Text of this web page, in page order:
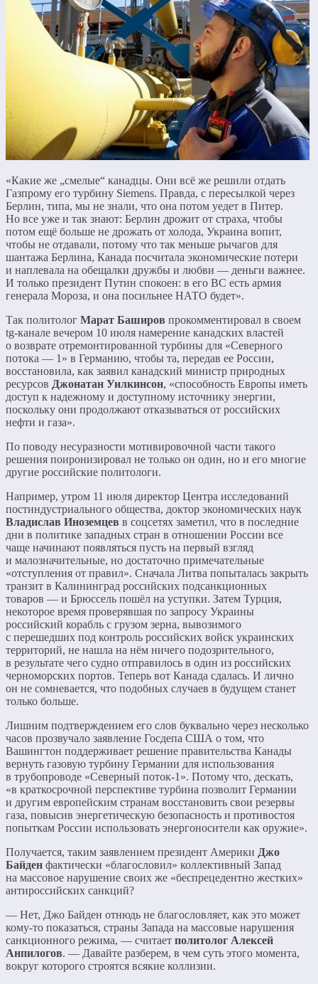
«Какие же „смелые“ канадцы. Они всё же решили отдать
Газпрому его турбину Siemens. Правда, с пересылкой через
Берлин, типа, мы не знали, что она потом уедет в Питер.
Но все уже и так знают: Берлин дрожит от страха, чтобы
потом ещё больше не дрожать от холода, Украина вопит,
чтобы не отдавали, потому что так меньше рычагов для
шантажа Берлина, Канада посчитала экономические потери
и наплевала на обещалки дружбы и любви — деньги важнее.
И только президент Путин спокоен: в его ВС есть армия
генерала Мороза, и она посильнее НАТО будет».
Так политолог Марат Баширов прокомментировал в своем
tg-канале вечером 10 июля намерение канадских властей
о возврате отремонтированной турбины для «Северного
потока — 1» в Германию, чтобы та, передав ее России,
восстановила, как заявил канадский министр природных
ресурсов Джонатан Уилкинсон, «способность Европы иметь
доступ к надежному и доступному источнику энергии,
поскольку они продолжают отказываться от российских
нефти и газа».
По поводу несуразности мотивировочной части такого
решения поиронизировал не только он один, но и его многие
другие российские политологи.
Например, утром 11 июля директор Центра исследований
постиндустриального общества, доктор экономических наук
Владислав Иноземцев в соцсетях заметил, что в последние
дни в политике западных стран в отношении России все
чаще начинают появляться пусть на первый взгляд
и малозначительные, но достаточно примечательные
«отступления от правил». Сначала Литва попыталась закрыть
транзит в Калининград российских подсанкционных
товаров — и Брюссель пошёл на уступки. Затем Турция,
некоторое время проверявшая по запросу Украины
российский корабль с грузом зерна, вывозимого
с перешедших под контроль российских войск украинских
территорий, не нашла на нём ничего подозрительного,
в результате чего судно отправилось в один из российских
черноморских портов. Теперь вот Канада сдалась. И лично
он не сомневается, что подобных случаев в будущем станет
только больше.
Лишним подтверждением его слов буквально через несколько
часов прозвучало заявление Госдепа США о том, что
Вашингтон поддерживает решение правительства Канады
вернуть газовую турбину Германии для использования
в трубопроводе «Северный поток-1». Потому что, дескать,
«в краткосрочной перспективе турбина позволит Германии
и другим европейским странам восстановить свои резервы
газа, повысив энергетическую безопасность и противостоя
попыткам России использовать энергоносители как оружие».
Получается, таким заявлением президент Америки Джо
Байден фактически «благословил» коллективный Запад
на массовое нарушение своих же «беспрецедентно жестких»
антироссийских санкций?
— Нет, Джо Байден отнюдь не благословляет, как это может
кому-то показаться, страны Запада на массовые нарушения
санкционного режима, — считает политолог Алексей
Анпилогов. — Давайте разберем, в чем суть этого момента,
вокруг которого строятся всякие коллизии.